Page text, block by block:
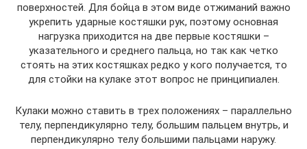
поверхностей. Для бойца в этом виде отжиманий важно
укрепить ударные костяшки рук, поэтому основная
нагрузка приходится на две первые костяшки –
указательного и среднего пальца, но так как четко
стоять на этих костяшках редко у кого получается, то
для стойки на кулаке этот вопрос не принципиален.
Кулаки можно ставить в трех положениях – параллельно
телу, перпендикулярно телу, большим пальцем внутрь, и
перпендикулярно телу большими пальцами наружу.